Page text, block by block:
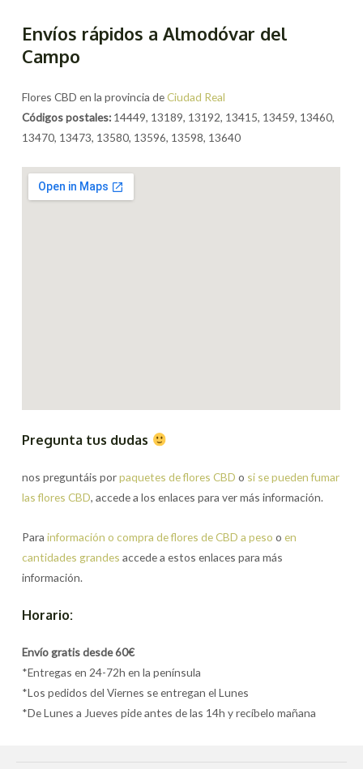
Envíos rápidos a Almodóvar del
Campo
Flores CBD en la provincia deCiudad Real
Códigos postales: 14449, 13189, 13192, 13415, 13459, 13460,
13470, 13473, 13580, 13596, 13598, 13640
Pregunta tus dudas
nos preguntáis porpaquetes de flores CBD o si se pueden fumar
las flores CBD, accede a los enlaces para ver más información.
Parainformación o compra de flores de CBD a peso oen
cantidades grandes accede a estos enlaces para más
información.
Horario:
Envío gratis desde 60€
*Entregas en 24-72h en la península
*Los pedidos del Viernes se entregan el Lunes
*De Lunes a Jueves pide antes de las 14h y recíbelo mañana